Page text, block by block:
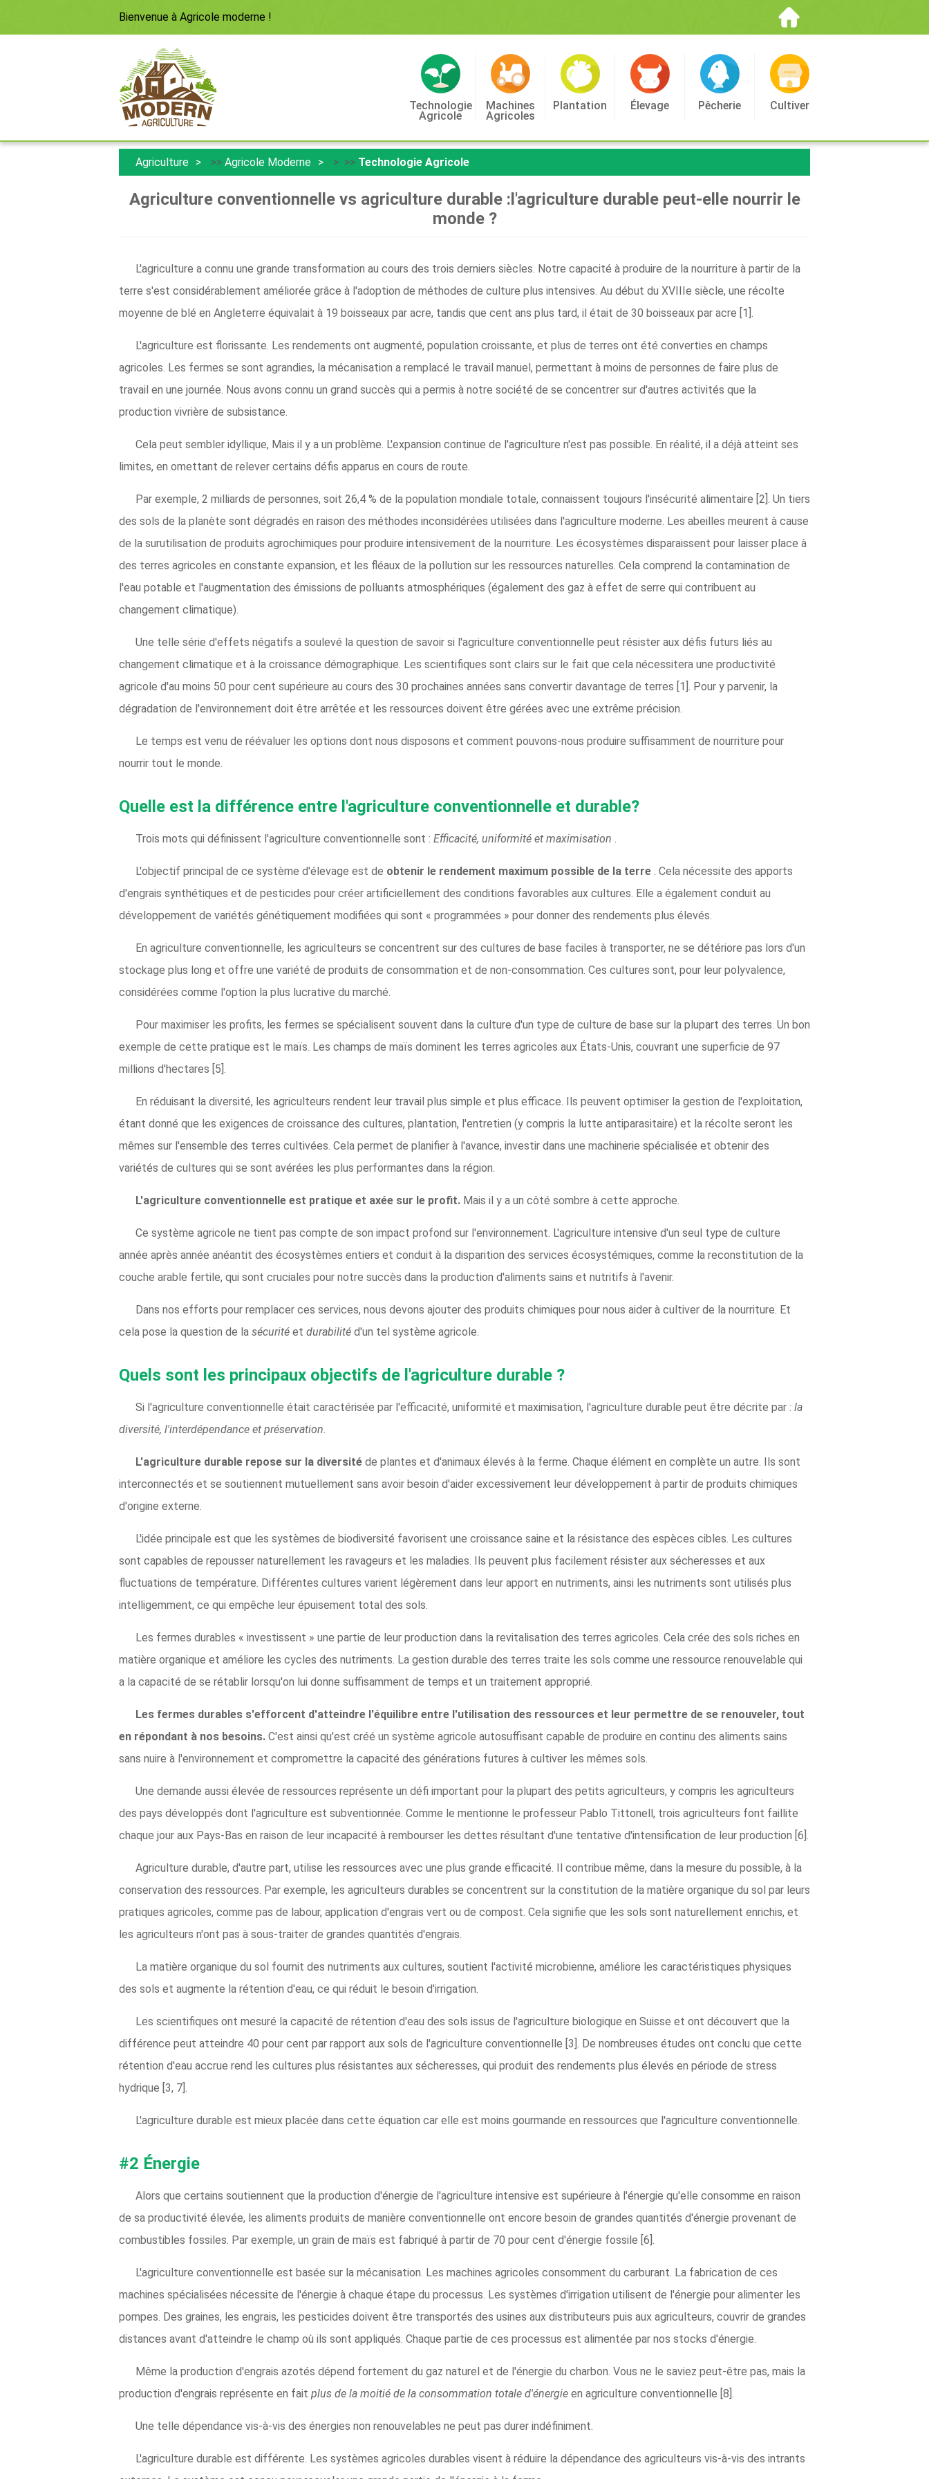
Bienvenue à Agricole moderne !
Technologie
Agricole
Machines
Agricoles
Plantation Élevage Pêcherie Cultiver
Agriculture >> Agricole Moderne > >> Technologie Agricole
Agriculture conventionnelle vs agriculture durable :l'agriculture durable peut-elle nourrir le
monde ?
L'agriculture a connu une grande transformation au cours des trois derniers siècles. Notre capacité à produire de la nourriture à partir de la
terre s'est considérablement améliorée grâce à l'adoption de méthodes de culture plus intensives. Au début du XVIIIe siècle, une récolte
moyenne de blé en Angleterre équivalait à 19 boisseaux par acre, tandis que cent ans plus tard, il était de 30 boisseaux par acre [1].
L'agriculture est florissante. Les rendements ont augmenté, population croissante, et plus de terres ont été converties en champs
agricoles. Les fermes se sont agrandies, la mécanisation a remplacé le travail manuel, permettant à moins de personnes de faire plus de
travail en une journée. Nous avons connu un grand succès qui a permis à notre société de se concentrer sur d'autres activités que la
production vivrière de subsistance.
Cela peut sembler idyllique, Mais il y a un problème. L'expansion continue de l'agriculture n'est pas possible. En réalité, il a déjà atteint ses
limites, en omettant de relever certains défis apparus en cours de route.
Par exemple, 2 milliards de personnes, soit 26,4 % de la population mondiale totale, connaissent toujours l'insécurité alimentaire [2]. Un tiers
des sols de la planète sont dégradés en raison des méthodes inconsidérées utilisées dans l'agriculture moderne. Les abeilles meurent à cause
de la surutilisation de produits agrochimiques pour produire intensivement de la nourriture. Les écosystèmes disparaissent pour laisser place à
des terres agricoles en constante expansion, et les fléaux de la pollution sur les ressources naturelles. Cela comprend la contamination de
l'eau potable et l'augmentation des émissions de polluants atmosphériques (également des gaz à effet de serre qui contribuent au
changement climatique).
Une telle série d'effets négatifs a soulevé la question de savoir si l'agriculture conventionnelle peut résister aux défis futurs liés au
changement climatique et à la croissance démographique. Les scientifiques sont clairs sur le fait que cela nécessitera une productivité
agricole d'au moins 50 pour cent supérieure au cours des 30 prochaines années sans convertir davantage de terres [1]. Pour y parvenir, la
dégradation de l'environnement doit être arrêtée et les ressources doivent être gérées avec une extrême précision.
Le temps est venu de réévaluer les options dont nous disposons et comment pouvons-nous produire suffisamment de nourriture pour
nourrir tout le monde.
Quelle est la différence entre l'agriculture conventionnelle et durable?
Trois mots qui définissent l'agriculture conventionnelle sont : Efficacité, uniformité et maximisation .
L'objectif principal de ce système d'élevage est de obtenir le rendement maximum possible de la terre . Cela nécessite des apports
d'engrais synthétiques et de pesticides pour créer artificiellement des conditions favorables aux cultures. Elle a également conduit au
développement de variétés génétiquement modifiées qui sont « programmées » pour donner des rendements plus élevés.
En agriculture conventionnelle, les agriculteurs se concentrent sur des cultures de base faciles à transporter, ne se détériore pas lors d'un
stockage plus long et offre une variété de produits de consommation et de non-consommation. Ces cultures sont, pour leur polyvalence,
considérées comme l'option la plus lucrative du marché.
Pour maximiser les profits, les fermes se spécialisent souvent dans la culture d'un type de culture de base sur la plupart des terres. Un bon
exemple de cette pratique est le maïs. Les champs de maïs dominent les terres agricoles aux États-Unis, couvrant une superficie de 97
millions d'hectares [5].
En réduisant la diversité, les agriculteurs rendent leur travail plus simple et plus efficace. Ils peuvent optimiser la gestion de l'exploitation,
étant donné que les exigences de croissance des cultures, plantation, l'entretien (y compris la lutte antiparasitaire) et la récolte seront les
mêmes sur l'ensemble des terres cultivées. Cela permet de planifier à l'avance, investir dans une machinerie spécialisée et obtenir des
variétés de cultures qui se sont avérées les plus performantes dans la région.
L'agriculture conventionnelle est pratique et axée sur le profit. Mais il y a un côté sombre à cette approche.
Ce système agricole ne tient pas compte de son impact profond sur l'environnement. L'agriculture intensive d'un seul type de culture
année après année anéantit des écosystèmes entiers et conduit à la disparition des services écosystémiques, comme la reconstitution de la
couche arable fertile, qui sont cruciales pour notre succès dans la production d'aliments sains et nutritifs à l'avenir.
Dans nos efforts pour remplacer ces services, nous devons ajouter des produits chimiques pour nous aider à cultiver de la nourriture. Et
cela pose la question de la sécurité et durabilité d'un tel système agricole.
Quels sont les principaux objectifs de l'agriculture durable ?
Si l'agriculture conventionnelle était caractérisée par l'efficacité, uniformité et maximisation, l'agriculture durable peut être décrite par : la
diversité, l'interdépendance et préservation.
L'agriculture durable repose sur la diversité de plantes et d'animaux élevés à la ferme. Chaque élément en complète un autre. Ils sont
interconnectés et se soutiennent mutuellement sans avoir besoin d'aider excessivement leur développement à partir de produits chimiques
d'origine externe.
L'idée principale est que les systèmes de biodiversité favorisent une croissance saine et la résistance des espèces cibles. Les cultures
sont capables de repousser naturellement les ravageurs et les maladies. Ils peuvent plus facilement résister aux sécheresses et aux
fluctuations de température. Différentes cultures varient légèrement dans leur apport en nutriments, ainsi les nutriments sont utilisés plus
intelligemment, ce qui empêche leur épuisement total des sols.
Les fermes durables « investissent » une partie de leur production dans la revitalisation des terres agricoles. Cela crée des sols riches en
matière organique et améliore les cycles des nutriments. La gestion durable des terres traite les sols comme une ressource renouvelable qui
a la capacité de se rétablir lorsqu'on lui donne suffisamment de temps et un traitement approprié.
Les fermes durables s'efforcent d'atteindre l'équilibre entre l'utilisation des ressources et leur permettre de se renouveler, tout
en répondant à nos besoins. C'est ainsi qu'est créé un système agricole autosuffisant capable de produire en continu des aliments sains
sans nuire à l'environnement et compromettre la capacité des générations futures à cultiver les mêmes sols.
Une demande aussi élevée de ressources représente un défi important pour la plupart des petits agriculteurs, y compris les agriculteurs
des pays développés dont l'agriculture est subventionnée. Comme le mentionne le professeur Pablo Tittonell, trois agriculteurs font faillite
chaque jour aux Pays-Bas en raison de leur incapacité à rembourser les dettes résultant d'une tentative d'intensification de leur production [6].
Agriculture durable, d'autre part, utilise les ressources avec une plus grande efficacité. Il contribue même, dans la mesure du possible, à la
conservation des ressources. Par exemple, les agriculteurs durables se concentrent sur la constitution de la matière organique du sol par leurs
pratiques agricoles, comme pas de labour, application d'engrais vert ou de compost. Cela signifie que les sols sont naturellement enrichis, et
les agriculteurs n'ont pas à sous-traiter de grandes quantités d'engrais.
La matière organique du sol fournit des nutriments aux cultures, soutient l'activité microbienne, améliore les caractéristiques physiques
des sols et augmente la rétention d'eau, ce qui réduit le besoin d'irrigation.
Les scientifiques ont mesuré la capacité de rétention d'eau des sols issus de l'agriculture biologique en Suisse et ont découvert que la
différence peut atteindre 40 pour cent par rapport aux sols de l'agriculture conventionnelle [3]. De nombreuses études ont conclu que cette
rétention d'eau accrue rend les cultures plus résistantes aux sécheresses, qui produit des rendements plus élevés en période de stress
hydrique [3, 7].
L'agriculture durable est mieux placée dans cette équation car elle est moins gourmande en ressources que l'agriculture conventionnelle.
#2 Énergie
Alors que certains soutiennent que la production d'énergie de l'agriculture intensive est supérieure à l'énergie qu'elle consomme en raison
de sa productivité élevée, les aliments produits de manière conventionnelle ont encore besoin de grandes quantités d'énergie provenant de
combustibles fossiles. Par exemple, un grain de maïs est fabriqué à partir de 70 pour cent d'énergie fossile [6].
L'agriculture conventionnelle est basée sur la mécanisation. Les machines agricoles consomment du carburant. La fabrication de ces
machines spécialisées nécessite de l'énergie à chaque étape du processus. Les systèmes d'irrigation utilisent de l'énergie pour alimenter les
pompes. Des graines, les engrais, les pesticides doivent être transportés des usines aux distributeurs puis aux agriculteurs, couvrir de grandes
distances avant d'atteindre le champ où ils sont appliqués. Chaque partie de ces processus est alimentée par nos stocks d'énergie.
Même la production d'engrais azotés dépend fortement du gaz naturel et de l'énergie du charbon. Vous ne le saviez peut-être pas, mais la
production d'engrais représente en fait plus de la moitié de la consommation totale d'énergie en agriculture conventionnelle [8].
Une telle dépendance vis-à-vis des énergies non renouvelables ne peut pas durer indéfiniment.
L'agriculture durable est différente. Les systèmes agricoles durables visent à réduire la dépendance des agriculteurs vis-à-vis des intrants